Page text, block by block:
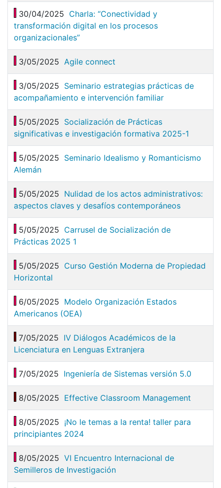
30/04/2025 Charla: “Conectividad y
transformación digital en los procesos
organizacionales”
3/05/2025 Agile connect
3/05/2025 Seminario estrategias prácticas de
acompañamiento e intervención familiar
5/05/2025 Socialización de Prácticas
significativas e investigación formativa 2025-1
5/05/2025 Seminario Idealismo y Romanticismo
Alemán
5/05/2025 Nulidad de los actos administrativos:
aspectos claves y desafíos contemporáneos
5/05/2025 Carrusel de Socialización de
Prácticas 2025 1
5/05/2025 Curso Gestión Moderna de Propiedad
Horizontal
6/05/2025 Modelo Organización Estados
Americanos (OEA)
7/05/2025 IV Diálogos Académicos de la
Licenciatura en Lenguas Extranjera
7/05/2025 Ingeniería de Sistemas versión 5.0
8/05/2025 Effective Classroom Management
8/05/2025 ¡No le temas a la renta! taller para
principiantes 2024
8/05/2025 VI Encuentro Internacional de
Semilleros de Investigación